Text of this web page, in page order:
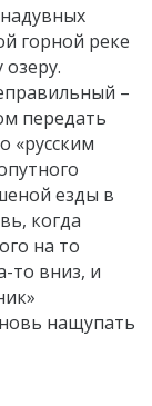
горной реке
–
передать
«русским
езды в
когда
на то
то вниз, и
нащупать